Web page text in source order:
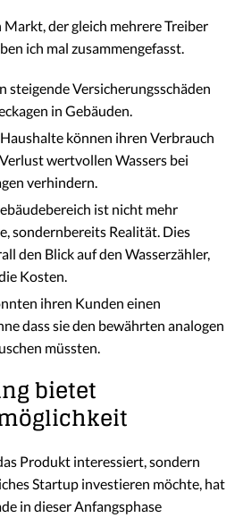
der gleich mehrere Treiber
ich mal zusammengefasst.
steigende Versicherungsschäden
in Gebäuden.
können ihren Verbrauch
wertvollen Wassers bei
verhindern.
ist nicht mehr
sondernbereits Realität. Dies
den Blick auf den Wasserzähler,
Kosten.
ihren Kunden einen
dass sie den bewährten analogen
müssten.
bietet
Produkt interessiert, sondern
Startup investieren möchte, hat
in dieser Anfangsphase